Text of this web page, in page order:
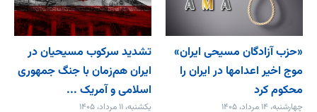
«حزب آزادگان مسیحی ایران»
موج اخیر اعدامها در ایران را
محکوم کرد
چهارشنبه، ۱۴ مرداد، ۱۴۰۵
تشدید سرکوب مسیحیان در
ایران هم‌زمان با جنگ جمهوری
اسلامی و آمریک ...
یکشنبه، ۱۱ مرداد، ۱۴۰۵